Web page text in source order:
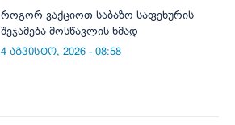
როგორ ვაქციოთ საბაზო საფეხურის
შეჯამება მოსწავლის ხმად
4 აგვისტო, 2026 - 08:58